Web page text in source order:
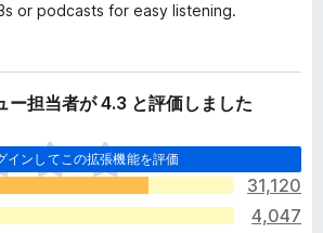
or podcasts for easy listening.
担当者が 4.3 と評価しました
インしてこの拡張機能を評価
31,120
4,047